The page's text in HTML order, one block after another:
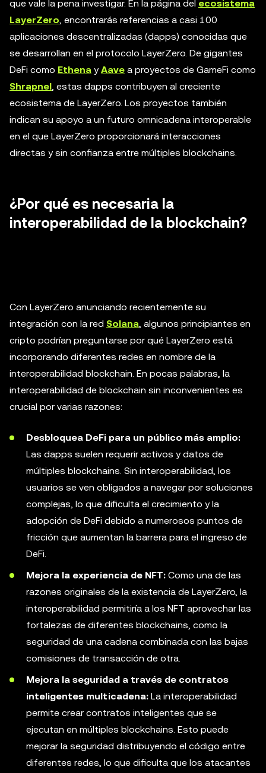
que vale la pena investigar. En la página del ecosistema
LayerZero, encontrarás referencias a casi 100
aplicaciones descentralizadas (dapps) conocidas que
se desarrollan en el protocolo LayerZero. De gigantes
DeFi como Ethena yAave a proyectos de GameFi como
Shrapnel, estas dapps contribuyen al creciente
ecosistema de LayerZero. Los proyectos también
indican su apoyo a un futuro omnicadena interoperable
en el que LayerZero proporcionará interacciones
directas y sin confianza entre múltiples blockchains.
¿Por qué es necesaria la
interoperabilidad de la blockchain?
Con LayerZero anunciando recientemente su
integración con la red Solana, algunos principiantes en
cripto podrían preguntarse por qué LayerZero está
incorporando diferentes redes en nombre de la
interoperabilidad blockchain. En pocas palabras, la
interoperabilidad de blockchain sin inconvenientes es
crucial por varias razones:
Desbloquea DeFi para un público más amplio:
Las dapps suelen requerir activos y datos de
múltiples blockchains. Sin interoperabilidad, los
usuarios se ven obligados a navegar por soluciones
complejas, lo que dificulta el crecimiento y la
adopción de DeFi debido a numerosos puntos de
fricción que aumentan la barrera para el ingreso de
DeFi.
Mejora la experiencia de NFT: Como una de las
razones originales de la existencia de LayerZero, la
interoperabilidad permitiría a los NFT aprovechar las
fortalezas de diferentes blockchains, como la
seguridad de una cadena combinada con las bajas
comisiones de transacción de otra.
Mejora la seguridad a través de contratos
inteligentes multicadena: La interoperabilidad
permite crear contratos inteligentes que se
ejecutan en múltiples blockchains. Esto puede
mejorar la seguridad distribuyendo el código entre
diferentes redes, lo que dificulta que los atacantes